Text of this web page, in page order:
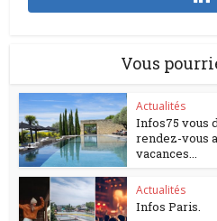
Vous
Actualités
Infos75 vous
rendez-vous
vacances...
Actualités
Infos Paris.